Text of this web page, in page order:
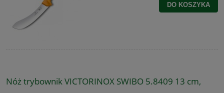
DO KOSZYKA
Nóż trybownik VICTORINOX SWIBO 5.8409 13 cm,